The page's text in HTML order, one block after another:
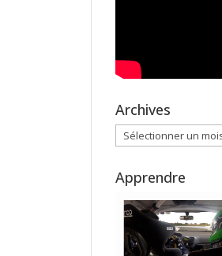
Archives
Archives
Apprendre